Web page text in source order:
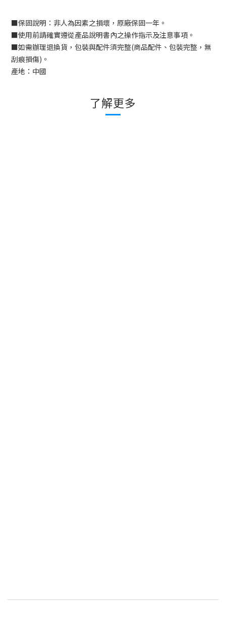
■保固說明：非人為因素之損壞，原廠保固一年。
■使用前請確實遵從產品說明書內之操作指示及注意事項。
■如需辦理退換貨，包裝與配件須完整(商品配件、包裝完整，無
刮痕損傷) 。
產地：中國
了解更多